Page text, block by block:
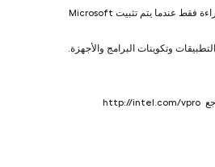
‎. تشمل المرفقات المدعومة ملفات Microsoft Office (لتطبيقات Word وExcel وPowerPoint) وملفات PDF للقراءة فقط عندما يتم تثبيت Microsoft
وتكوينات البرامج والأجهزة.